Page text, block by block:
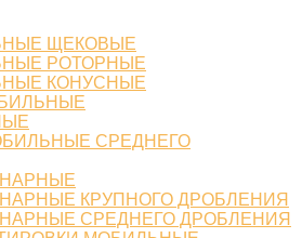
ЩЕКОВЫЕ
РОТОРНЫЕ
КОНУСНЫЕ
СРЕДНЕГО
КРУПНОГО ДРОБЛЕНИЯ
СРЕДНЕГО ДРОБЛЕНИЯ